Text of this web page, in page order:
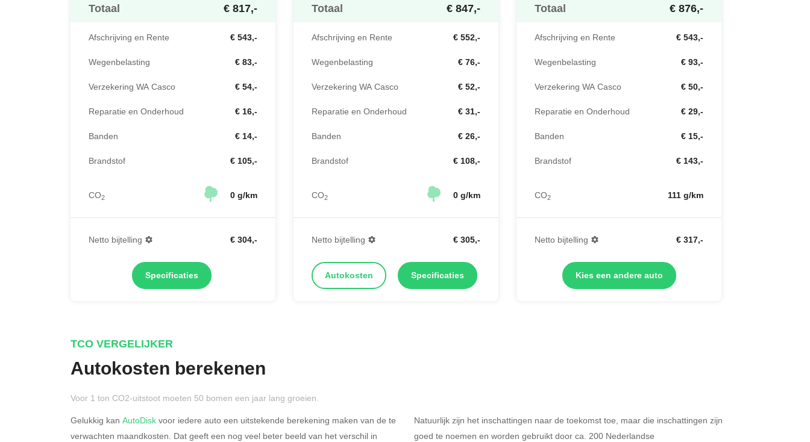
Totaal € 817,-
Afschrijving en Rente € 543,-
Wegenbelasting € 83,-
Verzekering WA Casco € 54,-
Reparatie en Onderhoud € 16,-
Banden € 14,-
Brandstof € 105,-
CO2 0 g/km
Netto bijtelling € 304,-
Specificaties
Totaal € 847,-
Afschrijving en Rente € 552,-
Wegenbelasting € 76,-
Verzekering WA Casco € 52,-
Reparatie en Onderhoud € 31,-
Banden € 26,-
Brandstof € 108,-
CO2 0 g/km
Netto bijtelling € 305,-
Autokosten Specificaties
Totaal € 876,-
Afschrijving en Rente € 543,-
Wegenbelasting € 93,-
Verzekering WA Casco € 50,-
Reparatie en Onderhoud € 29,-
Banden € 15,-
Brandstof € 143,-
CO2 111 g/km
Netto bijtelling € 317,-
Kies een andere auto
Merken op basis van segment
TCO VERGELIJKER
Autokosten berekenen
Voor 1 ton CO2-uitstoot moeten 50 bomen een jaar lang groeien.
Gelukkig kan AutoDisk voor iedere auto een uitstekende berekening maken van de te
verwachten maandkosten. Dat geeft een nog veel beter beeld van het verschil in
Natuurlijk zijn het inschattingen naar de toekomst toe, maar die inschattingen zijn
goed te noemen en worden gebruikt door ca. 200 Nederlandse